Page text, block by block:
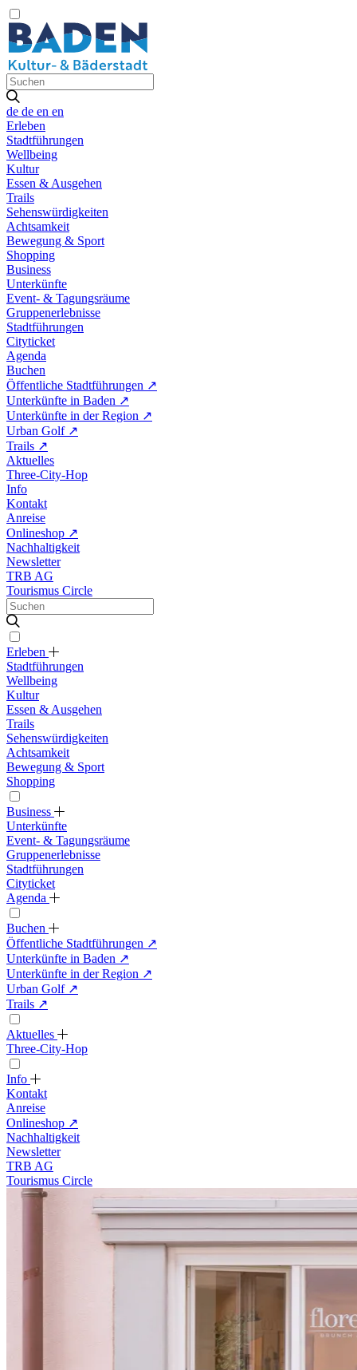
de de en en
Erleben
Stadtführungen
Wellbeing
Kultur
Essen & Ausgehen
Trails
Sehenswürdigkeiten
Achtsamkeit
Bewegung & Sport
Shopping
Business
Unterkünfte
Event- & Tagungsräume
Gruppenerlebnisse
Stadtführungen
Cityticket
Agenda
Buchen
Öffentliche Stadtführungen ↗
Unterkünfte in Baden ↗
Unterkünfte in der Region ↗
Urban Golf ↗
Trails ↗
Aktuelles
Three-City-Hop
Info
Kontakt
Anreise
Onlineshop ↗
Nachhaltigkeit
Newsletter
TRB AG
Tourismus Circle
Erleben
Stadtführungen
Wellbeing
Kultur
Essen & Ausgehen
Trails
Sehenswürdigkeiten
Achtsamkeit
Bewegung & Sport
Shopping
Business
Unterkünfte
Event- & Tagungsräume
Gruppenerlebnisse
Stadtführungen
Cityticket
Agenda
Buchen
Öffentliche Stadtführungen ↗
Unterkünfte in Baden ↗
Unterkünfte in der Region ↗
Urban Golf ↗
Trails ↗
Aktuelles
Three-City-Hop
Info
Kontakt
Anreise
Onlineshop ↗
Nachhaltigkeit
Newsletter
TRB AG
Tourismus Circle